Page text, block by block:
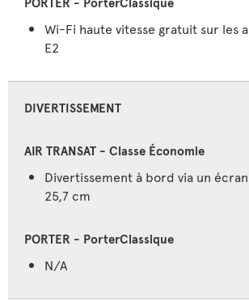
Wi-Fi haute vitesse gratuit sur les
E2
DIVERTISSEMENT
Divertissement à bord via un
25,7 cm
N/A